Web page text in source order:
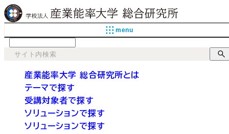
menu
産業能率大学 総合研究所とは
テーマで探す
受講対象者で探す
ソリューションで探す
ソリューションで探す